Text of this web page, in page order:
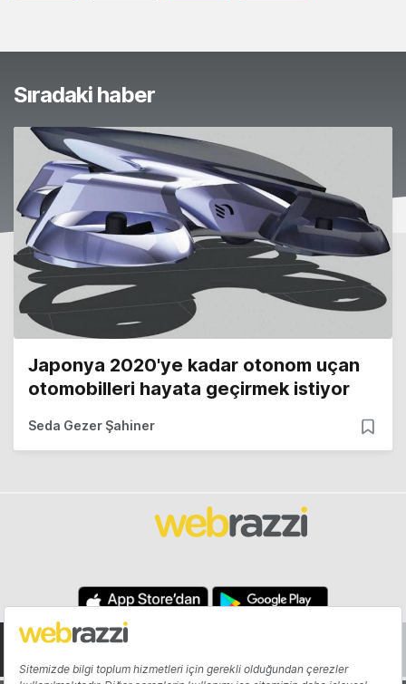
Sıradaki haber
Japonya 2020'ye kadar otonom uçan
otomobilleri hayata geçirmek istiyor
Seda Gezer Şahiner